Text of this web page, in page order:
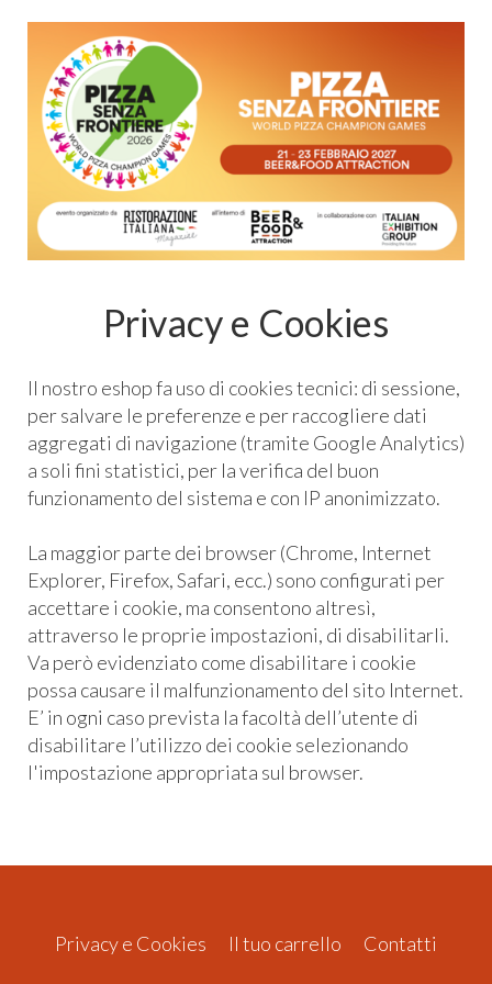
Privacy e Cookies
Il nostro eshop fa uso di cookies tecnici: di sessione,
per salvare le preferenze e per raccogliere dati
aggregati di navigazione (tramite Google Analytics)
a soli fini statistici, per la verifica del buon
funzionamento del sistema e con IP anonimizzato.
La maggior parte dei browser (Chrome, Internet
Explorer, Firefox, Safari, ecc.) sono configurati per
accettare i cookie, ma consentono altresì,
attraverso le proprie impostazioni, di disabilitarli.
Va però evidenziato come disabilitare i cookie
possa causare il malfunzionamento del sito Internet.
E’ in ogni caso prevista la facoltà dell’utente di
disabilitare l’utilizzo dei cookie selezionando
l'impostazione appropriata sul browser.
Privacy e Cookies Il tuo carrello
Contatti